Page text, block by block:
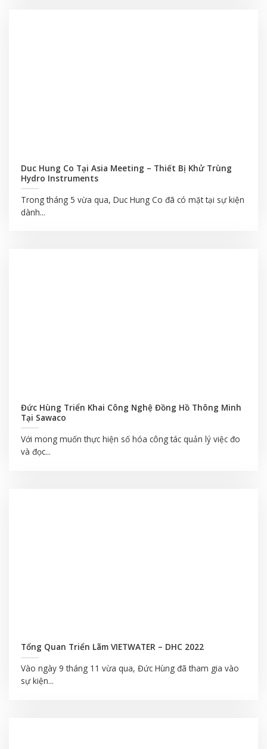
Duc Hung Co Tại Asia Meeting – Thiết Bị Khử Trùng
Hydro Instruments
Trong tháng 5 vừa qua, Duc Hung Co đã có mặt tại sự kiện
dành...
Đức Hùng Triển Khai Công Nghệ Đồng Hồ Thông Minh
Tại Sawaco
Với mong muốn thực hiện số hóa công tác quản lý việc đo
và đọc...
Tổng Quan Triển Lãm VIETWATER – DHC 2022
Vào ngày 9 tháng 11 vừa qua, Đức Hùng đã tham gia vào
sự kiện...